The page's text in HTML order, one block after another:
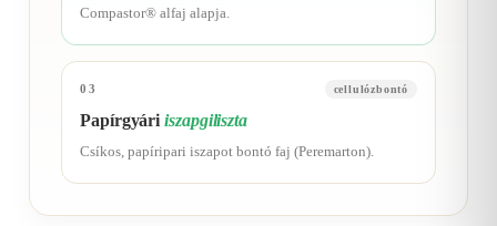
Compastor® alfaj alapja.
03 cellulózbontó
Papírgyáriiszapgiliszta
Csíkos, papíripari iszapot bontó faj (Peremarton).